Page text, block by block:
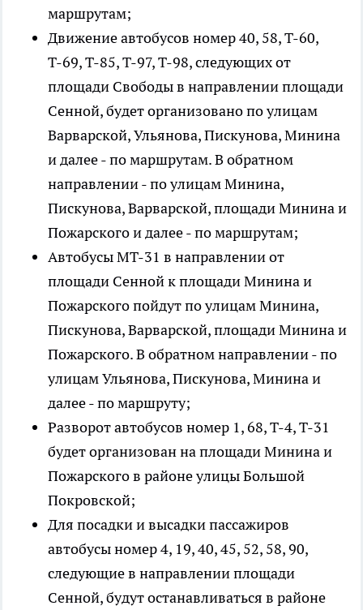
маршрутам;
Движение автобусов номер 40, 58, Т-60,
Т-69, Т-85, Т-97, Т-98, следующих от
площади Свободы в направлении площади
Сенной, будет организовано по улицам
Варварской, Ульянова, Пискунова, Минина
и далее - по маршрутам. В обратном
направлении - по улицам Минина,
Пискунова, Варварской, площади Минина и
Пожарского и далее - по маршрутам;
Автобусы МТ-31 в направлении от
площади Сенной к площади Минина и
Пожарского пойдут по улицам Минина,
Пискунова, Варварской, площади Минина и
Пожарского. В обратном направлении - по
улицам Ульянова, Пискунова, Минина и
далее - по маршруту;
Разворот автобусов номер 1, 68, Т-4, Т-31
будет организован на площади Минина и
Пожарского в районе улицы Большой
Покровской;
Для посадки и высадки пассажиров
автобусы номер 4, 19, 40, 45, 52, 58, 90,
следующие в направлении площади
Сенной, будут останавливаться в районе